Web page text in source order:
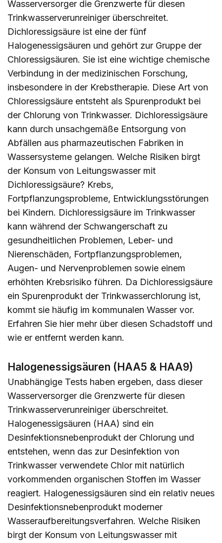
Wasserversorger die Grenzwerte für diesen
Trinkwasserverunreiniger überschreitet.
Dichloressigsäure ist eine der fünf
Halogenessigsäuren und gehört zur Gruppe der
Chloressigsäuren. Sie ist eine wichtige chemische
Verbindung in der medizinischen Forschung,
insbesondere in der Krebstherapie. Diese Art von
Chloressigsäure entsteht als Spurenprodukt bei
der Chlorung von Trinkwasser. Dichloressigsäure
kann durch unsachgemäße Entsorgung von
Abfällen aus pharmazeutischen Fabriken in
Wassersysteme gelangen. Welche Risiken birgt
der Konsum von Leitungswasser mit
Dichloressigsäure? Krebs,
Fortpflanzungsprobleme, Entwicklungsstörungen
bei Kindern. Dichloressigsäure im Trinkwasser
kann während der Schwangerschaft zu
gesundheitlichen Problemen, Leber- und
Nierenschäden, Fortpflanzungsproblemen,
Augen- und Nervenproblemen sowie einem
erhöhten Krebsrisiko führen. Da Dichloressigsäure
ein Spurenprodukt der Trinkwasserchlorung ist,
kommt sie häufig im kommunalen Wasser vor.
Erfahren Sie hier mehr über diesen Schadstoff und
wie er entfernt werden kann.
Halogenessigsäuren (HAA5 & HAA9)
Unabhängige Tests haben ergeben, dass dieser
Wasserversorger die Grenzwerte für diesen
Trinkwasserverunreiniger überschreitet.
Halogenessigsäuren (HAA) sind ein
Desinfektionsnebenprodukt der Chlorung und
entstehen, wenn das zur Desinfektion von
Trinkwasser verwendete Chlor mit natürlich
vorkommenden organischen Stoffen im Wasser
reagiert. Halogenessigsäuren sind ein relativ neues
Desinfektionsnebenprodukt moderner
Wasseraufbereitungsverfahren. Welche Risiken
birgt der Konsum von Leitungswasser mit